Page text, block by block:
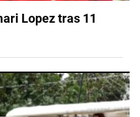
Lopez tras 11